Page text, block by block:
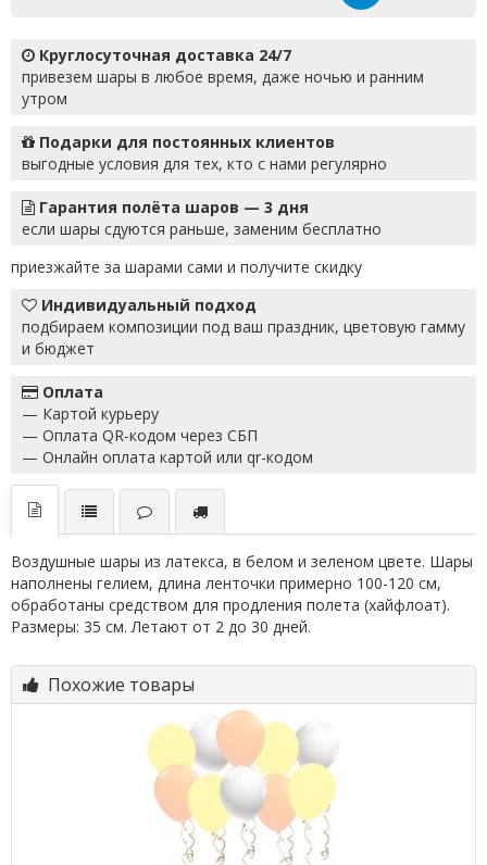
Круглосуточная доставка 24/7
привезем шары в любое время, даже ночью и ранним
утром
Подарки для постоянных клиентов
выгодные условия для тех, кто с нами регулярно
Гарантия полёта шаров — 3 дня
если шары сдуются раньше, заменим бесплатно
приезжайте за шарами сами и получите скидку
Индивидуальный подход
подбираем композиции под ваш праздник, цветовую гамму
и бюджет
Оплата
— Картой курьеру
— Оплата QR-кодом через СБП
— Онлайн оплата картой или qr-кодом
Воздушные шары из латекса, в белом и зеленом цвете. Шары
наполнены гелием, длина ленточки примерно 100-120 см,
обработаны средством для продления полета (хайфлоат).
Размеры: 35 см. Летают от 2 до 30 дней.
Похожие товары